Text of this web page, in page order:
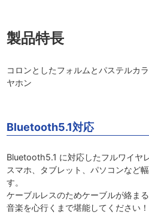
製品特長
コロンとしたフォルムとパステルカ
ヤホン
Bluetooth5.1対応
Bluetooth5.1 に対応したフルワイヤ
スマホ、タブレット、パソコンなど
す。
ケーブルレスのためケーブルが絡まる
音楽を心行くまで堪能してください！